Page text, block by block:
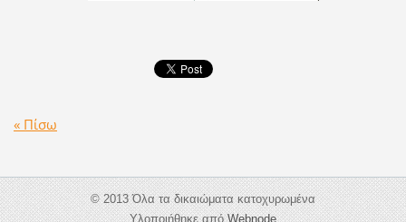
« Πίσω
© 2013 Όλα τα δικαιώματα κατοχυρωμένα
Υλοποιήθηκε απόWebnode